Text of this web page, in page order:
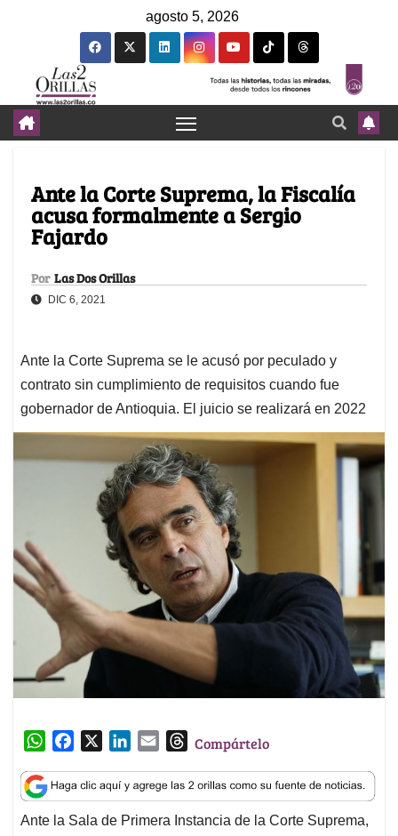
agosto 5, 2026
Ante la Corte Suprema, la Fiscalía
acusa formalmente a Sergio
Fajardo
Por Las Dos Orillas
DIC 6, 2021
Ante la Corte Suprema se le acusó por peculado y
contrato sin cumplimiento de requisitos cuando fue
gobernador de Antioquia. El juicio se realizará en 2022
W
a
t
s
c
e
b
n
k
e
a
i
l
T
r
e
a
Compártelo
Ante la Sala de Primera Instancia de la Corte Suprema,